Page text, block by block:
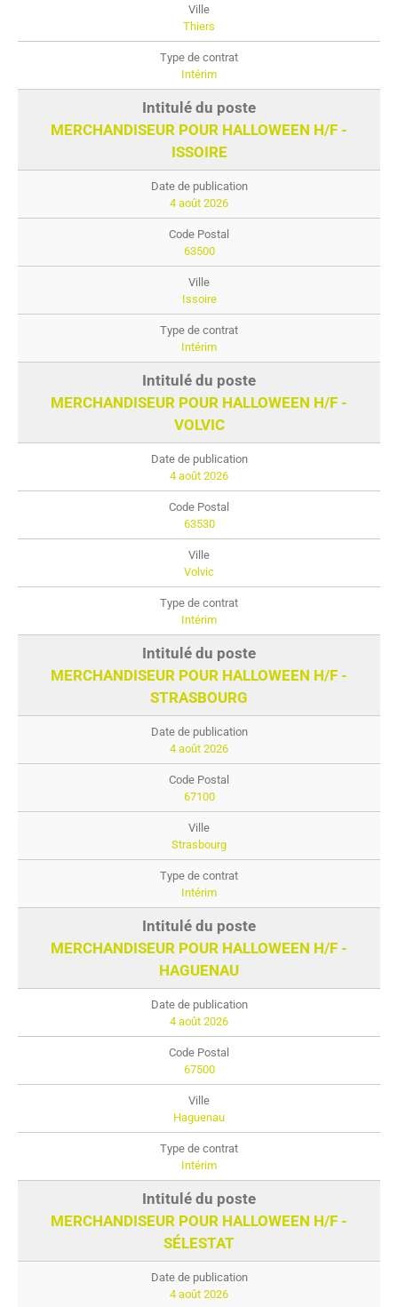
Thiers
Intérim
MERCHANDISEUR POUR HALLOWEEN H/F -
ISSOIRE
4 août 2026
63500
Issoire
Intérim
MERCHANDISEUR POUR HALLOWEEN H/F -
VOLVIC
4 août 2026
63530
Volvic
Intérim
MERCHANDISEUR POUR HALLOWEEN H/F -
STRASBOURG
4 août 2026
67100
Strasbourg
Intérim
MERCHANDISEUR POUR HALLOWEEN H/F -
HAGUENAU
4 août 2026
67500
Haguenau
Intérim
MERCHANDISEUR POUR HALLOWEEN H/F -
SÉLESTAT
4 août 2026